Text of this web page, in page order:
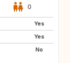
0
Yes
Yes
No